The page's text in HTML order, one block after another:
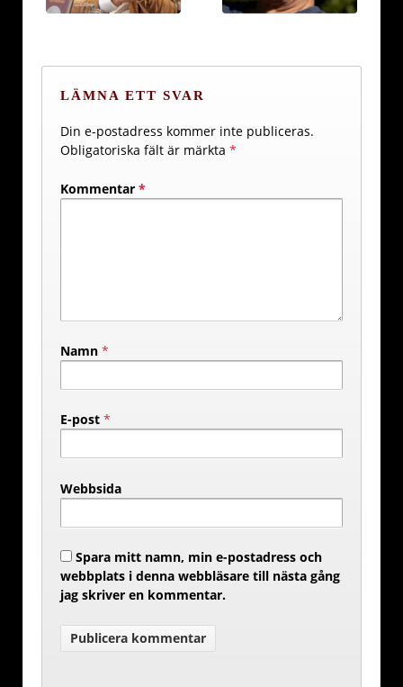
LÄMNA ETT SVAR
Din e-postadress kommer inte publiceras.
Obligatoriska fält är märkta *
Kommentar *
Namn *
E-post *
Webbsida
Spara mitt namn, min e-postadress och
webbplats i denna webbläsare till nästa gång
jag skriver en kommentar.